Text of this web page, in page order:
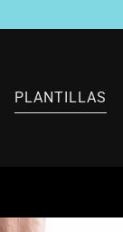
PLANTILLAS